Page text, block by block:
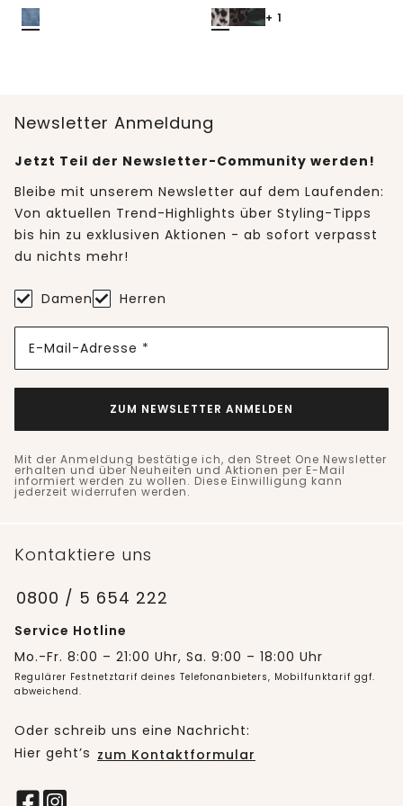
+ 1
Newsletter Anmeldung
Jetzt Teil der Newsletter-Community werden!
Bleibe mit unserem Newsletter auf dem Laufenden:
Von aktuellen Trend-Highlights über Styling-Tipps
bis hin zu exklusiven Aktionen - ab sofort verpasst
du nichts mehr!
Damen Herren
E-Mail-Adresse *
ZUM NEWSLETTER ANMELDEN
Mit der Anmeldung bestätige ich, den Street One Newsletter
erhalten und über Neuheiten und Aktionen per E-Mail
informiert werden zu wollen. Diese Einwilligung kann
jederzeit widerrufen werden.
Kontaktiere uns
0800 / 5 654 222
Service Hotline
Mo.-Fr. 8:00 – 21:00 Uhr, Sa. 9:00 – 18:00 Uhr
Regulärer Festnetztarif deines Telefonanbieters, Mobilfunktarif ggf.
abweichend.
Oder schreib uns eine Nachricht:
Hier geht’s zum Kontaktformular